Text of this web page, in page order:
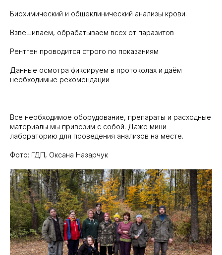
Биохимический и общеклинический анализы крови.
️Взвешиваем, обрабатываем всех от паразитов
Рентген проводится строго по показаниям
Данные осмотра фиксируем в протоколах и даём
необходимые рекомендации
Все необходимое оборудование, препараты и расходные
материалы мы привозим с собой. Даже мини
лабораторию для проведения анализов на месте.
Фото: ГДП, Оксана Назарчук